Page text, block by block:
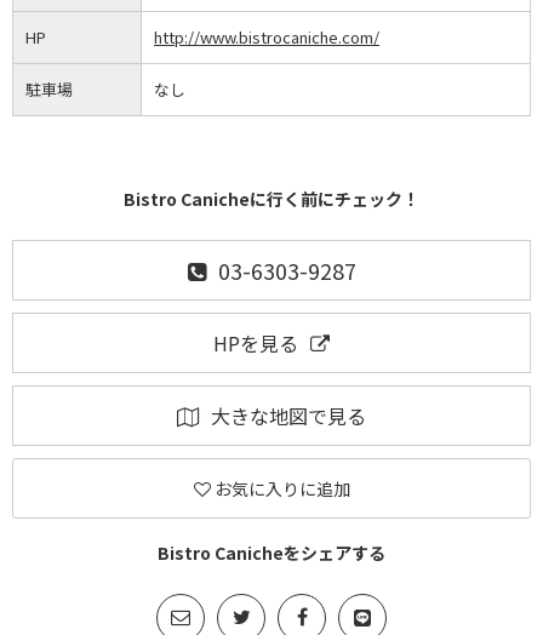
HP http://www.bistrocaniche.com/
駐車場 なし
Bistro Canicheに行く前にチェック！
03-6303-9287
HPを見る
大きな地図で見る
お気に入りに追加
Bistro Canicheをシェアする